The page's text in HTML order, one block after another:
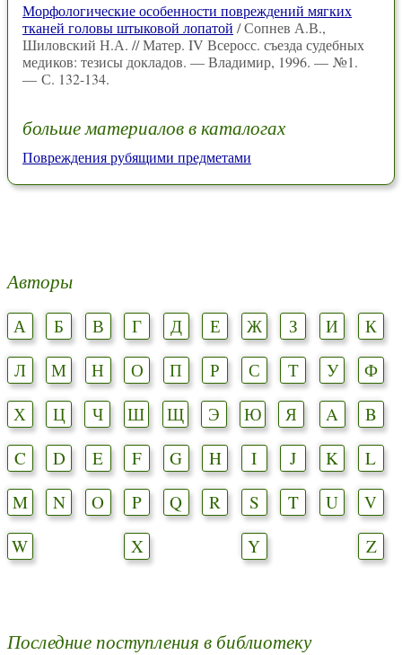
Морфологические особенности повреждений мягких
тканей головы штыковой лопатой / Сопнев А.В.,
Шиловский Н.А. // Матер. IV Всеросс. съезда судебных
медиков: тезисы докладов. — Владимир, 1996. — №1.
— С. 132-134.
больше материалов в каталогах
Повреждения рубящими предметами
Авторы
А Б В Г Д Е Ж З И
К
Л
М Н О П Р С Т У
Ф
Х
Ц Ч Ш Щ Э Ю Я A
B
C
D E F G H I J K
L
M
N O P Q R S T U
V
W
X Y Z
Последние поступления в библиотеку